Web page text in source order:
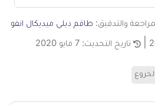
والتدقيق: طاقم ديلي ميديكال انفو
تاريخ التحديث: 7 مايو 2020